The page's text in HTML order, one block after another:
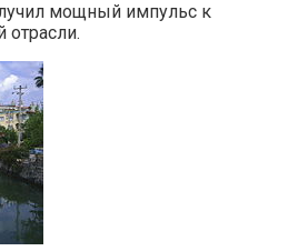
мощный импульс к
отрасли.